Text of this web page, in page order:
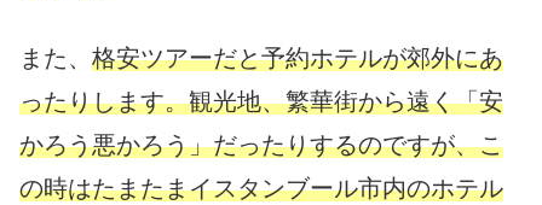
また、 格安ツアーだと予約ホテルが郊外にあ
ったりします。観光地、繁華街から遠く「安
かろう悪かろう」だったりするのですが、こ
の時はたまたまイスタンブール市内のホテル